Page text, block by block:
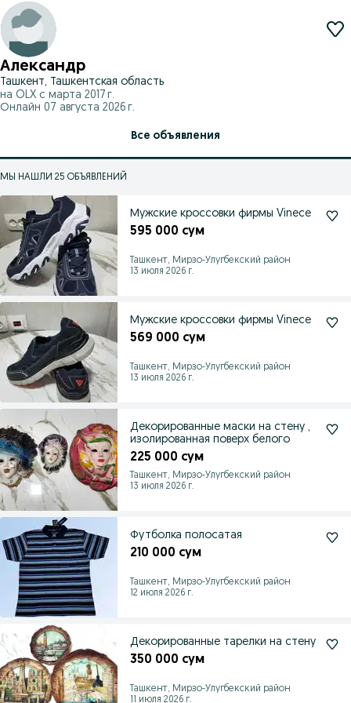
Александр
Ташкент, Ташкентская область
на OLX с марта 2017 г.
Онлайн 07 августа 2026 г.
Все объявления
МЫ НАШЛИ 25 ОБЪЯВЛЕНИЙ
Мужские кроссовки фирмы Vinece
595 000 сум
Ташкент, Мирзо-Улугбекский район
13 июля 2026 г.
Мужские кроссовки фирмы Vinece
569 000 сум
Ташкент, Мирзо-Улугбекский район
13 июля 2026 г.
Декорированные маски на стену ,
изолированная поверх белого
225 000 сум
Ташкент, Мирзо-Улугбекский район
13 июля 2026 г.
Футболка полосатая
210 000 сум
Ташкент, Мирзо-Улугбекский район
12 июля 2026 г.
Декорированные тарелки на стену
350 000 сум
Ташкент, Мирзо-Улугбекский район
11 июля 2026 г.